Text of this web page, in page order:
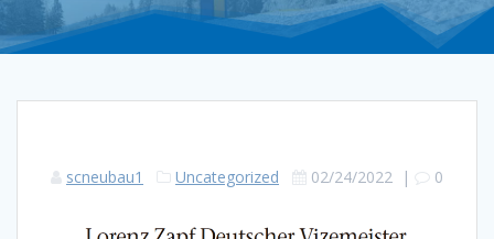
scneubau1 Uncategorized 02/24/2022 | 0